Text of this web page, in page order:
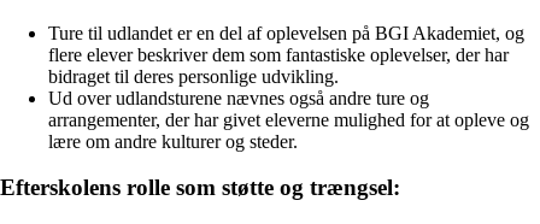
Ture til udlandet er en del af oplevelsen på BGI Akademiet, og
flere elever beskriver dem som fantastiske oplevelser, der har
bidraget til deres personlige udvikling.
Ud over udlandsturene nævnes også andre ture og
arrangementer, der har givet eleverne mulighed for at opleve og
lære om andre kulturer og steder.
Efterskolens rolle som støtte og trængsel: